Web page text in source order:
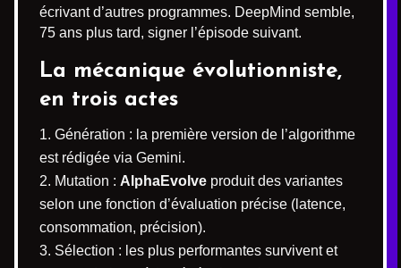
écrivant d’autres programmes. DeepMind semble,
75 ans plus tard, signer l’épisode suivant.
La mécanique évolutionniste,
en trois actes
Génération : la première version de l’algorithme
est rédigée via Gemini.
Mutation : AlphaEvolve produit des variantes
selon une fonction d’évaluation précise (latence,
consommation, précision).
Sélection : les plus performantes survivent et